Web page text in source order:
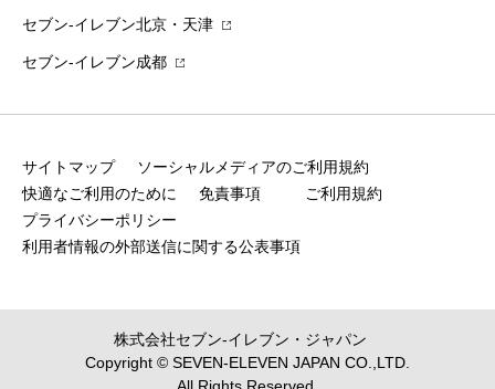
セブン‐イレブン北京・天津
セブン‐イレブン成都
サイトマップ
ソーシャルメディアのご利用規約
快適なご利用のために
免責事項
ご利用規約
プライバシーポリシー
利用者情報の外部送信に関する公表事項
株式会社セブン‐イレブン・ジャパン
Copyright © SEVEN-ELEVEN JAPAN CO.,LTD.